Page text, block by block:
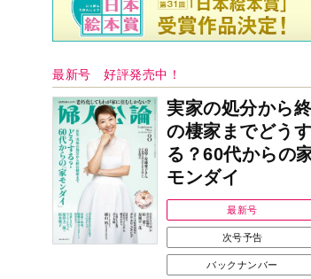
中央公論新社の本
三千円の使いかた
インフォメーション
ＡＩで始める遺言を書
く前の準備セミナー開
催
耳にすっぽり！オーテ
ィコン補聴器、新しい
スタイルで All in Ear
の「オーティコン ジー